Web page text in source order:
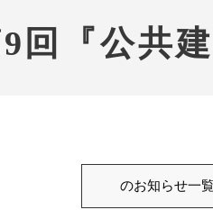
回『公共
のお知らせ一